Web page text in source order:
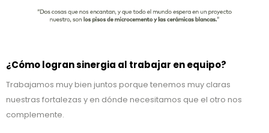
¿Cómo logran sinergia al trabajar en equipo?
Trabajamos muy bien juntos porque tenemos muy claras
nuestras fortalezas y en dónde necesitamos que el otro nos
complemente.